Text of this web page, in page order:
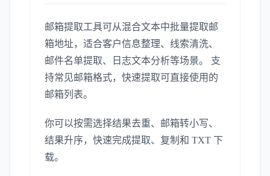
邮箱提取工具可从混合文本中批量提取邮
箱地址，适合客户信息整理、线索清洗、
邮件名单提取、日志文本分析等场景。 支
持常见邮箱格式，快速提取可直接使用的
邮箱列表。
你可以按需选择结果去重、邮箱转小写、
结果升序，快速完成提取、复制和 TXT 下
载。